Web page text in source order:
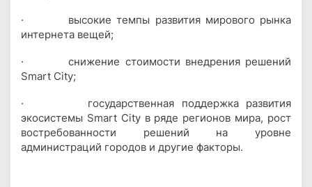
· высокие темпы развития мирового рынка
интернета вещей;
·снижение стоимости внедрения решений
Smart City;
· государственная поддержка развития
экосистемы Smart City в ряде регионов мира, рост
востребованности решений на уровне
администраций городов и другие факторы.